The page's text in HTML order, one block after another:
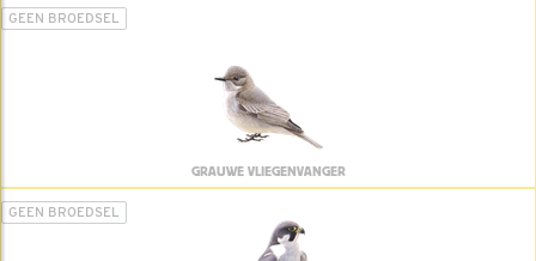
GEEN BROEDSEL
GRAUWE VLIEGENVANGER
GEEN BROEDSEL